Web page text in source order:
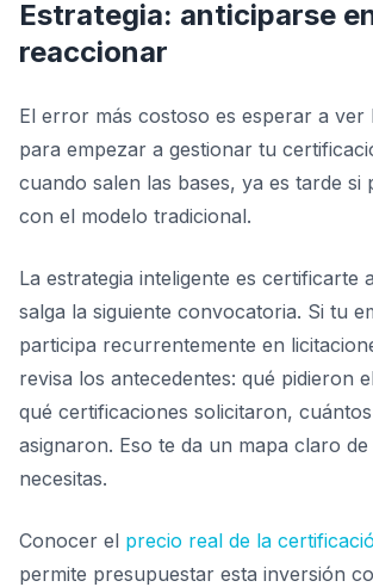
Estrategia: anticiparse
reaccionar
El error más costoso es esperar a ver
para empezar a gestionar tu
cuando salen las bases, ya es tarde si
con el modelo tradicional.
La estrategia inteligente es certificarte
salga la siguiente convocatoria. Si tu
participa recurrentemente en
revisa los antecedentes: qué pidieron
qué certificaciones solicitaron,
asignaron. Eso te da un mapa claro
necesitas.
Conocer el precio real de la
permite presupuestar esta inversión